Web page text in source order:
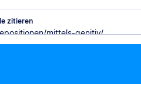
zitieren